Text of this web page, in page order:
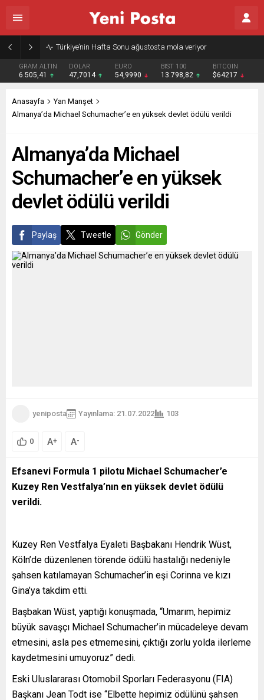
GRAM ALTIN
6.505,41
DOLAR
47,7014
EURO
54,9990
BIST 100
13.798,82
BITCOIN
$64217
Anasayfa
Yan Manşet
Almanya’da Michael Schumacher’e en yüksek devlet ödülü verildi
Almanya’da Michael
Schumacher’e en yüksek
devlet ödülü verildi
Paylaş Tweetle Gönder
yeniposta Yayınlama: 21.07.2022 103
0 A+ A-
Efsanevi Formula 1 pilotu Michael Schumacher’e
Kuzey Ren Vestfalya’nın en yüksek devlet ödülü
verildi.
Kuzey Ren Vestfalya Eyaleti Başbakanı Hendrik Wüst,
Köln’de düzenlenen törende ödülü hastalığı nedeniyle
şahsen katılamayan Schumacher’in eşi Corinna ve kızı
Gina’ya takdim etti.
Başbakan Wüst, yaptığı konuşmada, “Umarım, hepimiz
büyük savaşçı Michael Schumacher’in mücadeleye devam
etmesini, asla pes etmemesini, çıktığı zorlu yolda ilerleme
kaydetmesini umuyoruz” dedi.
Eski Uluslararası Otomobil Sporları Federasyonu (FIA)
Başkanı Jean Todt ise “Elbette hepimiz ödülünü şahsen